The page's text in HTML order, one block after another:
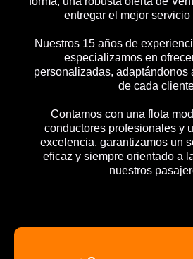
entregar el mejor servicio
Nuestros 15 años de
especializamos en
personalizadas, adaptándonos
de cada
Contamos con una flota
conductores profesionales y
excelencia, garantizamos un
eficaz y siempre orientado a
nuestros